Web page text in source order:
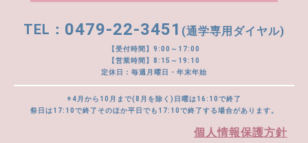
0479-22-3451 (通学専用ダイヤル)
【受付時間】9:00～17:00
【営業時間】8:15～19:10
定休日：毎週月曜日・年末年始
※4月から10月まで(8月を除く)日曜は16:10で終了
祭日は17:10で終了そのほか平日でも17:10で終了する場合があります。
個人情報保護方針